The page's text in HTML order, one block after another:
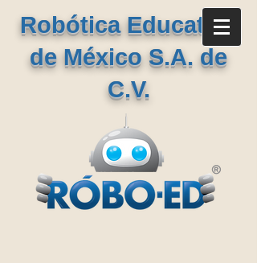
Robótica Educativa
de México S.A. de
C.V.